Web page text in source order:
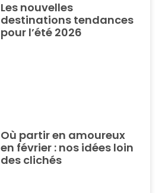
Les nouvelles
destinations tendances
pour l’été 2026
Où partir en amoureux
en février : nos idées loin
des clichés